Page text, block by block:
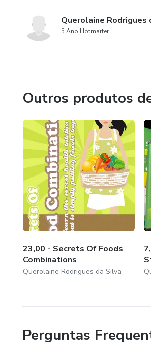
Querolaine Rodrigues
5 Ano Hotmarter
Outros produtos
23,00 - Secrets Of Foods
Combinations
Querolaine Rodrigues da Silva
Perguntas